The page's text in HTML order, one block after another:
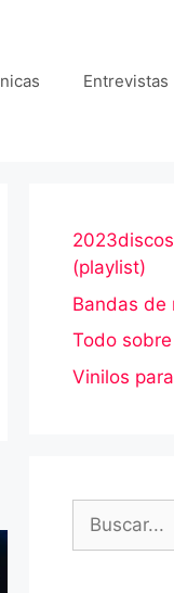
Entrevistas
(playlist)
Bandas de
Todo sobre
Vinilos